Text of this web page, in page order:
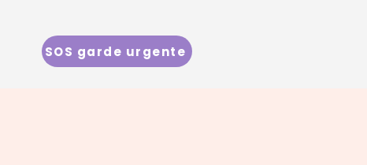
SOS garde urgente